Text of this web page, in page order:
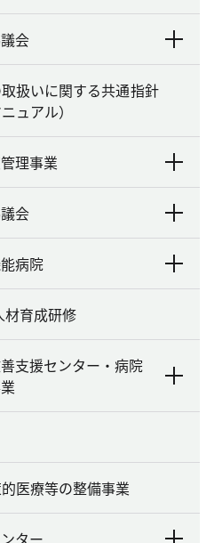
会
扱いに関する共通指針
ュアル）
理事業
会
病院
材育成研修
支援センター・病院
医療等の整備事業
ター